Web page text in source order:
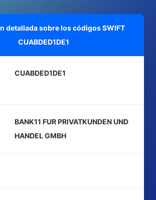
detallada sobre los códigos SWIFT
CUABDED1DE1
CUABDED1DE1
BANK11 FUR PRIVATKUNDEN UND
HANDEL GMBH